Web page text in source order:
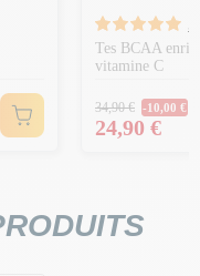
Tes BCAA
vitamine C
Prix
34,90 € -10,00 €
Prix
24,90 €